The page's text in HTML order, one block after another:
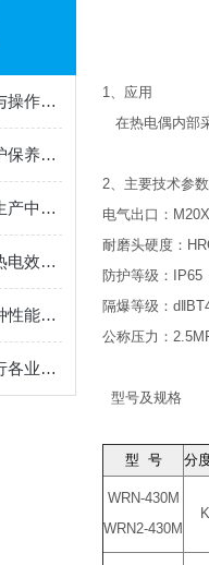
裂解炉专用热电偶的选购与操作指南
安徽天康耐磨热电偶的维护保养建议
裂解炉专用热电偶是安全生产中不可少的仪器之一
裂解炉专用热电偶是基于热电效应工作的
安徽天康耐磨热电偶是一种性能优良、稳定可靠的工业测温元件
安徽天康耐磨热电偶在各行各业的生产过程中起着重要作用
1、应用
在热电偶内部
2、主要技术参数
电气出口：
耐磨头硬度：
防护等级：IP65
隔爆等级：
公称压力：
型号及规格
型 号 分
WRN-430M
WRN2-430M
K